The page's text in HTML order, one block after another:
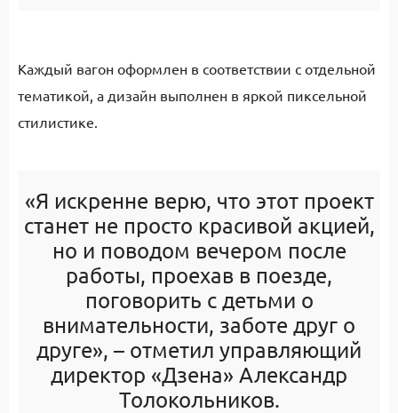
Каждый вагон оформлен в соответствии с отдельной
тематикой, а дизайн выполнен в яркой пиксельной
стилистике.
«Я искренне верю, что этот проект
станет не просто красивой акцией,
но и поводом вечером после
работы, проехав в поезде,
поговорить с детьми о
внимательности, заботе друг о
друге», – отметил управляющий
директор «Дзена» Александр
Толокольников.